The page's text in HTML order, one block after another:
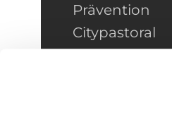
Prävention
Citypastoral
Kontakt